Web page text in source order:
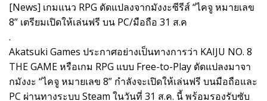
[News] เกมแนว RPG ดัดแปลงจากมังงะซีรีส์ “ไคจู หมายเลข
8” เตรียมเปิดให้เล่นฟรี บน PC/มือถือ 31 ส.ค
.
Akatsuki Games ประกาศอย่างเป็นทางการว่า KAIJU NO. 8
THE GAME หรือเกม RPG แบบ Free-to-Play ดัดแปลงมาจา
กมังงะ “ไคจู หมายเลข 8” กำลังจะเปิดให้เล่นฟรี บนมือถือและ
PC ผ่านทางระบบ Steam ในวันที่ 31 ส.ค. นี้ พร้อมรองรับซับ